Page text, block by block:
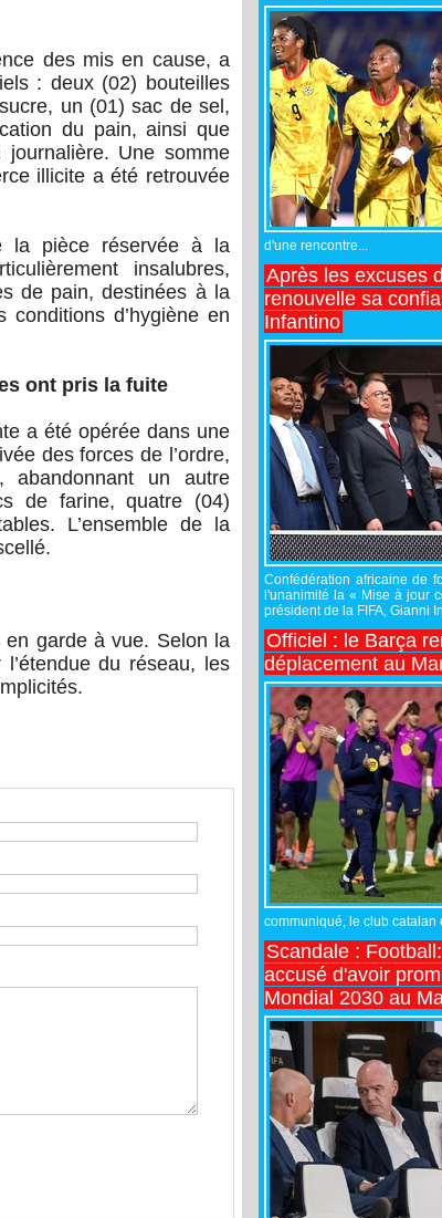
des mis en cause, a
: deux (02) bouteilles
un (01) sac de sel,
du pain, ainsi que
Une somme
illicite a été retrouvée
la pièce réservée à la
insalubres,
de pain, destinées à la
d’hygiène en
ont pris la fuite
a été opérée dans une
des forces de l’ordre,
un autre
de farine, quatre (04)
L’ensemble de la
garde à vue. Selon la
du réseau, les
d'une rencontre...
Après les excuses
renouvelle sa
Infantino
Confédération africaine de
l'unanimité la « Mise à jour
président de la FIFA, Gianni
Officiel : le Barça
déplacement au
communiqué, le club catalan
Scandale :
accusé d'avoir
Mondial 2030 au